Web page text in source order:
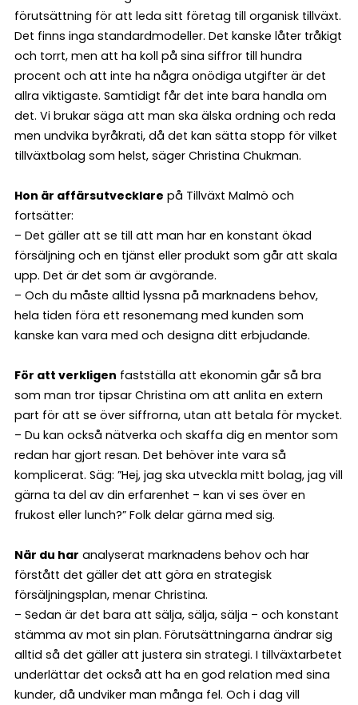
förutsättning för att leda sitt företag till organisk tillväxt.
Det finns inga standardmodeller. Det kanske låter tråkigt
och torrt, men att ha koll på sina siffror till hundra
procent och att inte ha några onödiga utgifter är det
allra viktigaste. Samtidigt får det inte bara handla om
det. Vi brukar säga att man ska älska ordning och reda
men undvika byråkrati, då det kan sätta stopp för vilket
tillväxtbolag som helst, säger Christina Chukman.
Hon är affärsutvecklare på Tillväxt Malmö och
fortsätter:
– Det gäller att se till att man har en konstant ökad
försäljning och en tjänst eller produkt som går att skala
upp. Det är det som är avgörande.
– Och du måste alltid lyssna på marknadens behov,
hela tiden föra ett resonemang med kunden som
kanske kan vara med och designa ditt erbjudande.
För att verkligen fastställa att ekonomin går så bra
som man tror tipsar Christina om att anlita en extern
part för att se över siffrorna, utan att betala för mycket.
– Du kan också nätverka och skaffa dig en mentor som
redan har gjort resan. Det behöver inte vara så
komplicerat. Säg: ”Hej, jag ska utveckla mitt bolag, jag vill
gärna ta del av din erfarenhet – kan vi ses över en
frukost eller lunch?” Folk delar gärna med sig.
När du har analyserat marknadens behov och har
förstått det gäller det att göra en strategisk
försäljningsplan, menar Christina.
– Sedan är det bara att sälja, sälja, sälja – och konstant
stämma av mot sin plan. Förutsättningarna ändrar sig
alltid så det gäller att justera sin strategi. I tillväxtarbetet
underlättar det också att ha en god relation med sina
kunder, då undviker man många fel. Och i dag vill